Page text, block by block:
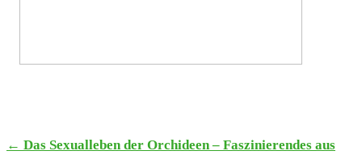
← Das Sexu­al­le­ben der Orchi­deen – Fas­zi­nie­ren­des aus